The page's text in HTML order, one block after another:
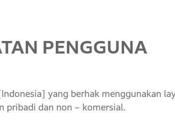
PENGGUNA
yang berhak menggunakan
pribadi dan non – komersial.